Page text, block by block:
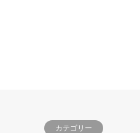
カテゴリー